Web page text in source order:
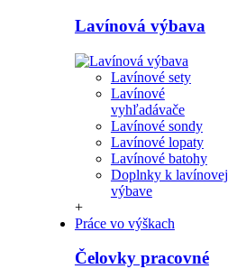
Lavínová výbava
Lavínové sety
Lavínové
vyhľadávače
Lavínové sondy
Lavínové lopaty
Lavínové batohy
Doplnky k lavínovej
výbave
+
Práce vo výškach
Čelovky pracovné